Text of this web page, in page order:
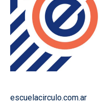
escuelacirculo.com.ar